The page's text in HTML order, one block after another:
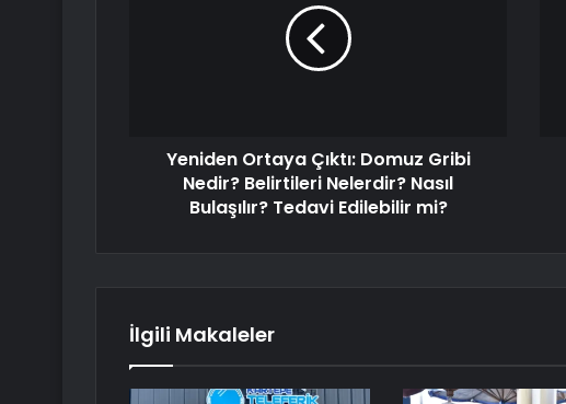
Yeniden Ortaya Çıktı: Domuz Gribi
Nedir? Belirtileri Nelerdir? Nasıl
Bulaşılır? Tedavi Edilebilir mi?
İlgili Makaleler